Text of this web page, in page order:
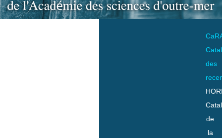
des
de
la